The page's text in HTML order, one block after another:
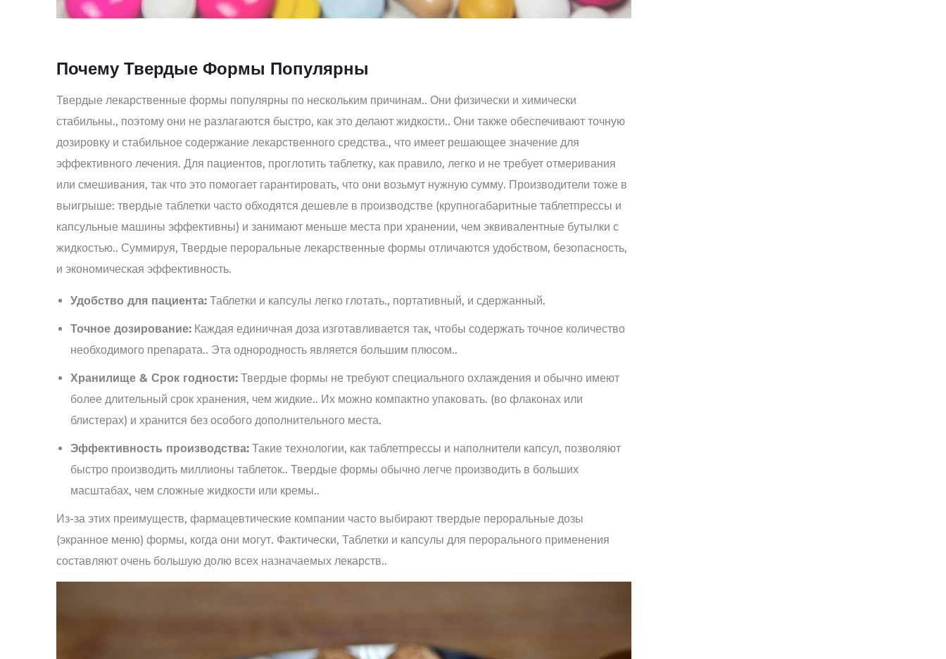
Почему Твердые Формы Популярны
Твердые лекарственные формы популярны по нескольким причинам.. Они физически и химически
стабильны., поэтому они не разлагаются быстро, как это делают жидкости.. Они также обеспечивают точную
дозировку и стабильное содержание лекарственного средства., что имеет решающее значение для
эффективного лечения. Для пациентов, проглотить таблетку, как правило, легко и не требует отмеривания
или смешивания, так что это помогает гарантировать, что они возьмут нужную сумму. Производители тоже в
выигрыше: твердые таблетки часто обходятся дешевле в производстве (крупногабаритные таблетпрессы и
капсульные машины эффективны) и занимают меньше места при хранении, чем эквивалентные бутылки с
жидкостью.. Суммируя, Твердые пероральные лекарственные формы отличаются удобством, безопасность,
и экономическая эффективность.
Удобство для пациента: Таблетки и капсулы легко глотать., портативный, и сдержанный.
Точное дозирование: Каждая единичная доза изготавливается так, чтобы содержать точное количество
необходимого препарата.. Эта однородность является большим плюсом..
Хранилище & Срок годности: Твердые формы не требуют специального охлаждения и обычно имеют
более длительный срок хранения, чем жидкие.. Их можно компактно упаковать. (во флаконах или
блистерах) и хранится без особого дополнительного места.
Эффективность производства: Такие технологии, как таблетпрессы и наполнители капсул, позволяют
быстро производить миллионы таблеток.. Твердые формы обычно легче производить в больших
масштабах, чем сложные жидкости или кремы..
Из-за этих преимуществ, фармацевтические компании часто выбирают твердые пероральные дозы
(экранное меню) формы, когда они могут. Фактически, Таблетки и капсулы для перорального применения
составляют очень большую долю всех назначаемых лекарств..